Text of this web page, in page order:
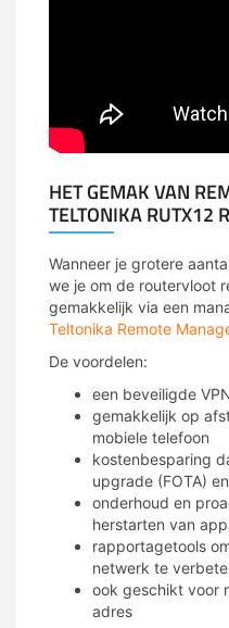
HET GEMAK VAN
TELTONIKA RUTX12
Wanneer je grotere
we je om de routervloot
gemakkelijk via een
Teltonika Remote
De voordelen:
een beveiligde
gemakkelijk op
mobiele telefoon
kostenbesparing
upgrade (FOTA)
onderhoud en
herstarten van
rapportagetools
netwerk te
ook geschikt voor
adres